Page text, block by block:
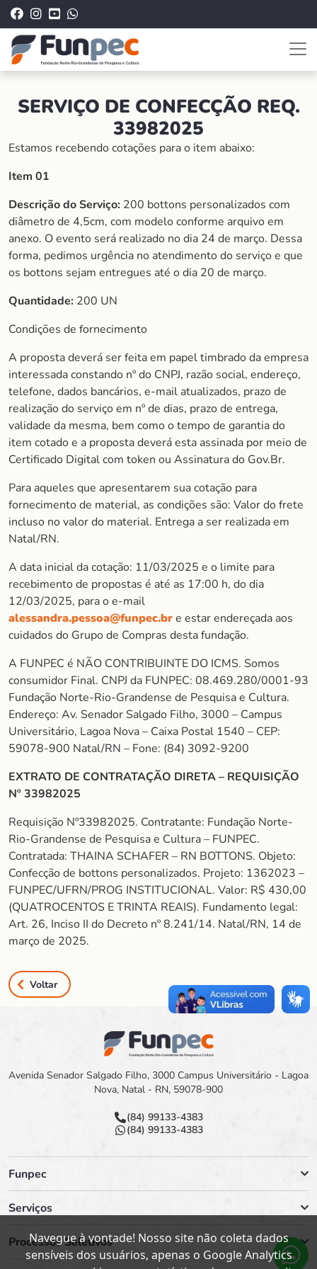
SERVIÇO DE CONFECÇÃO REQ.
33982025
Estamos recebendo cotações para o item abaixo:
Item 01
Descrição do Serviço: 200 bottons personalizados com
diâmetro de 4,5cm, com modelo conforme arquivo em
anexo. O evento será realizado no dia 24 de março. Dessa
forma, pedimos urgência no atendimento do serviço e que
os bottons sejam entregues até o dia 20 de março.
Quantidade: 200 UN
Condições de fornecimento
A proposta deverá ser feita em papel timbrado da empresa
interessada constando nº do CNPJ, razão social, endereço,
telefone, dados bancários, e-mail atualizados, prazo de
realização do serviço em nº de dias, prazo de entrega,
validade da mesma, bem como o tempo de garantia do
item cotado e a proposta deverá esta assinada por meio de
Certificado Digital com token ou Assinatura do Gov.Br.
Para aqueles que apresentarem sua cotação para
fornecimento de material, as condições são: Valor do frete
incluso no valor do material. Entrega a ser realizada em
Natal/RN.
A data inicial da cotação: 11/03/2025 e o limite para
recebimento de propostas é até as 17:00 h, do dia
12/03/2025, para o e-mail
alessandra.pessoa@funpec.bre estar endereçada aos
cuidados do Grupo de Compras desta fundação.
A FUNPEC é NÃO CONTRIBUINTE DO ICMS. Somos
consumidor Final. CNPJ da FUNPEC: 08.469.280/0001-93
Fundação Norte-Rio-Grandense de Pesquisa e Cultura.
Endereço: Av. Senador Salgado Filho, 3000 – Campus
Universitário, Lagoa Nova – Caixa Postal 1540 – CEP:
59078-900 Natal/RN – Fone: (84) 3092-9200
EXTRATO DE CONTRATAÇÃO DIRETA – REQUISIÇÃO
Nº 33982025
Requisição Nº33982025. Contratante: Fundação Norte-
Rio-Grandense de Pesquisa e Cultura – FUNPEC.
Contratada: THAINA SCHAFER – RN BOTTONS. Objeto:
Confecção de bottons personalizados. Projeto: 1362023 –
FUNPEC/UFRN/PROG INSTITUCIONAL. Valor: R$ 430,00
(QUATROCENTOS E TRINTA REAIS). Fundamento legal:
Art. 26, Inciso II do Decreto nº 8.241/14. Natal/RN, 14 de
março de 2025.
Voltar
Avenida Senador Salgado Filho, 3000 Campus Universitário - Lagoa
Nova, Natal - RN, 59078-900
(84) 99133-4383
(84) 99133-4383
Funpec
Serviços
Processos Seletivos
Navegue à vontade! Nosso site não coleta dados
sensíveis dos usuários, apenas o Google Analytics